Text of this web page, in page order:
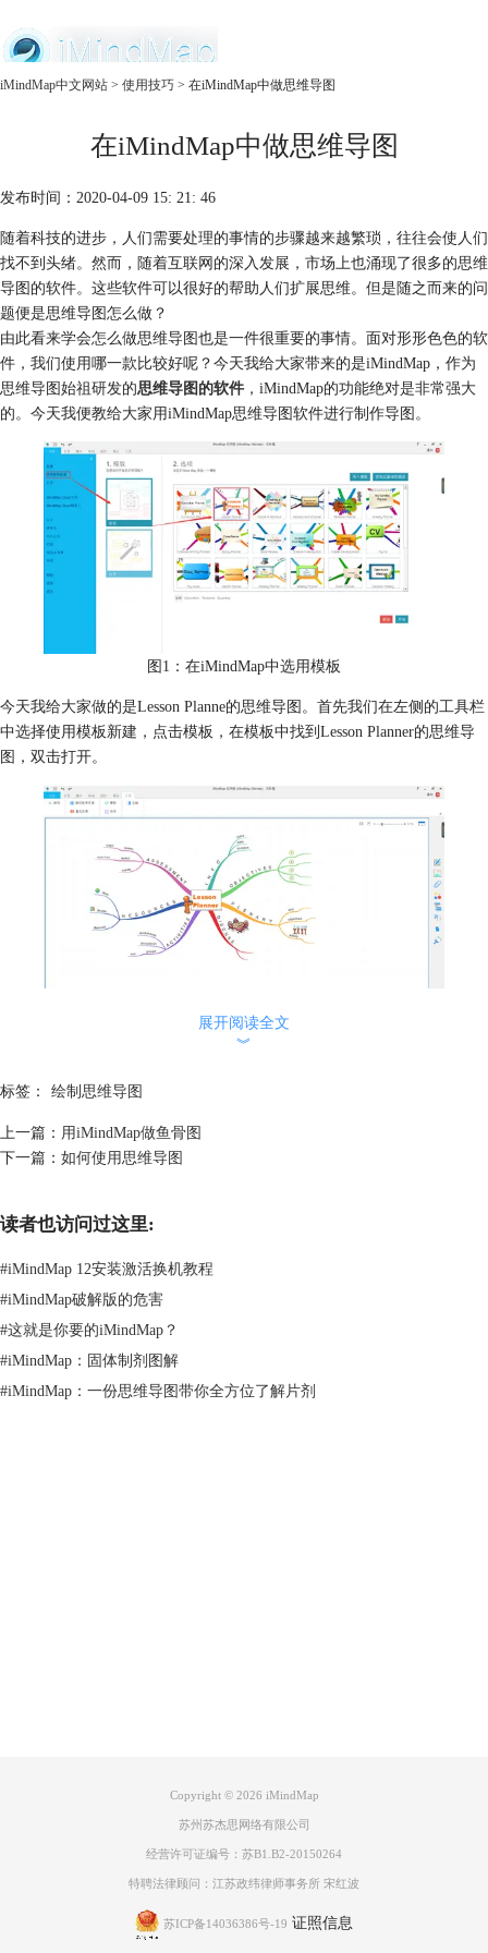
服务
iMindMap中文网站 > 使用技巧 > 在iMindMap中做思维导图
在iMindMap中做思维导图
发布时间：2020-04-09 15: 21: 46
随着科技的进步，人们需要处理的事情的步骤越来越繁琐，往往会使人们
找不到头绪。然而，随着互联网的深入发展，市场上也涌现了很多的思维
导图的软件。这些软件可以很好的帮助人们扩展思维。但是随之而来的问
题便是思维导图怎么做？
由此看来学会怎么做思维导图也是一件很重要的事情。面对形形色色的软
件，我们使用哪一款比较好呢？今天我给大家带来的是iMindMap，作为
思维导图始祖研发的思维导图的软件，iMindMap的功能绝对是非常强大
的。今天我便教给大家用iMindMap思维导图软件进行制作导图。
图1：在iMindMap中选用模板
今天我给大家做的是Lesson Planne的思维导图。首先我们在左侧的工具栏
中选择使用模板新建，点击模板，在模板中找到Lesson Planner的思维导
图，双击打开。
从模板中可以看出从中心导出了7个分支（信息、目标、全会、讨论活
+即可，如果模板给出的分支多余计划使用的，删掉多余的分支即可。
蓝色十字上方的省略号可以实现转换为分支框，绘制箭头号，打开格式化
图4：对分支进行添加删除以及添加内容
我在这里对模板中给出的分支进行了简化，然后在objectives后添加的是
展开阅读全文
︾
标签： 绘制思维导图
上一篇： 用iMindMap做鱼骨图
下一篇： 如何使用思维导图
读者也访问过这里:
#iMindMap 12安装激活换机教程
#iMindMap破解版的危害
#这就是你要的iMindMap？
#iMindMap：固体制剂图解
#iMindMap：一份思维导图带你全方位了解片剂
Copyright © 2026 iMindMap
苏州苏杰思网络有限公司
经营许可证编号：苏B1.B2-20150264
特聘法律顾问：江苏政纬律师事务所 宋红波
苏ICP备14036386号-19 证照信息